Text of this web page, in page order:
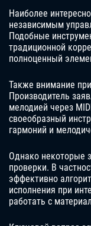
Наиболее
независимым
Подобные
традиционной
полноценный
Также внимание
Производитель
мелодией через
своеобразный
гармоний и
Однако некоторые
проверки. В
эффективно
исполнения при
работать с